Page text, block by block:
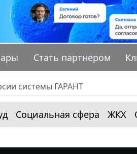
Стать партнером
Социальная сфера ЖКХ